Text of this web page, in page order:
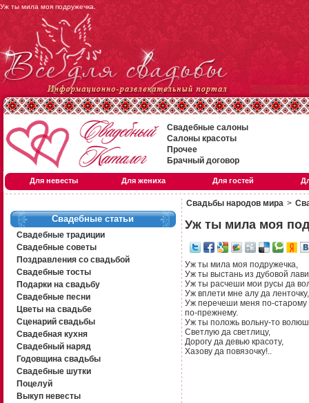
Уж ты мила моя подружечка.
Свадебные салоны
Салоны красоты
Прочее
Брачный договор
Для невесты Для жениха Для гостей
Свадебные статьи
Свадебные традиции
Свадебные советы
Поздравления со свадьбой
Свадебные тосты
Подарки на свадьбу
Свадебные песни
Цветы на свадьбе
Сценарий свадьбы
Свадебная кухня
Свадебный наряд
Годовщина свадьбы
Свадебные шутки
Поцелуй
Выкуп невесты
Свадьбы народов мира >
Уж ты мила моя
Уж ты мила моя подружечка,
Уж ты выстань из дубовой
Уж ты расчеши мои русы да
Уж вплети мне алу да ленточку,
Уж перечеши меня по-старому
по-прежнему.
Уж ты положь вольну-то
Светлую да светлицу,
Дорогу да девью красоту,
Хазову да повязочку!..